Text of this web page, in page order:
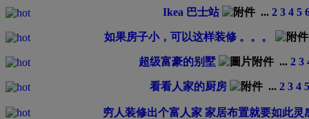
Ikea 巴士站 ... 2 3 4 5
如果房子小，可以这样装修 。。。
超级富豪的别墅 ... 2 3
看看人家的厨房 ... 2 3 4 5
穷人装修出个富人家 家居布置就要如此灵